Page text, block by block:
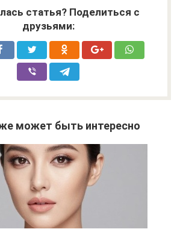
статья? Поделиться с
друзьями:
может быть интересно